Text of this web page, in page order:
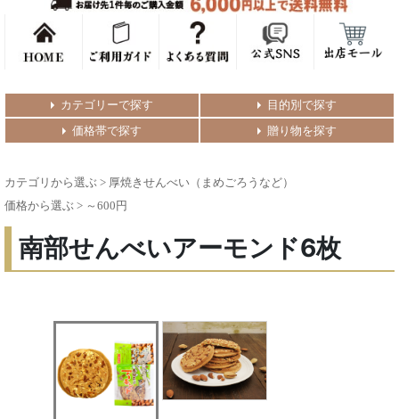
カテゴリーで探す
目的別で探す
価格帯で探す
贈り物を探す
カテゴリから選ぶ > 厚焼きせんべい（まめごろうなど）
価格から選ぶ > ～600円
南部せんべいアーモンド6枚